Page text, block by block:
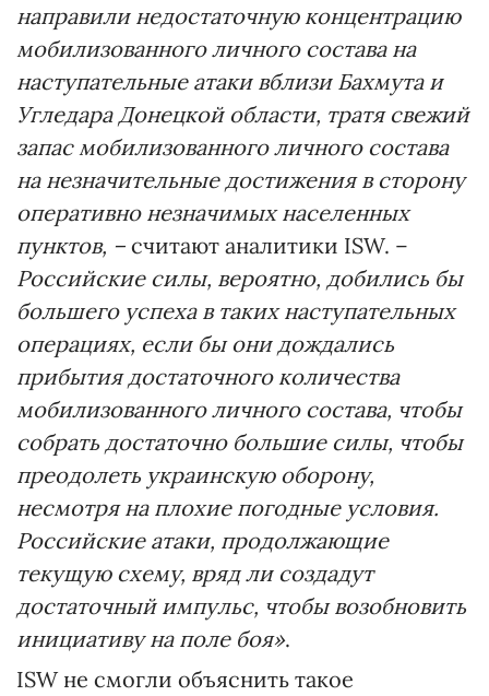
направили недостаточную концентрацию
мобилизованного личного состава на
наступательные атаки вблизи Бахмута и
Угледара Донецкой области, тратя свежий
запас мобилизованного личного состава
на незначительные достижения в сторону
оперативно незначимых населенных
пунктов, – считают аналитики ISW. –
Российские силы, вероятно, добились бы
большего успеха в таких наступательных
операциях, если бы они дождались
прибытия достаточного количества
мобилизованного личного состава, чтобы
собрать достаточно большие силы, чтобы
преодолеть украинскую оборону,
несмотря на плохие погодные условия.
Российские атаки, продолжающие
текущую схему, вряд ли создадут
достаточный импульс, чтобы возобновить
инициативу на поле боя».
ISW не смогли объяснить такое